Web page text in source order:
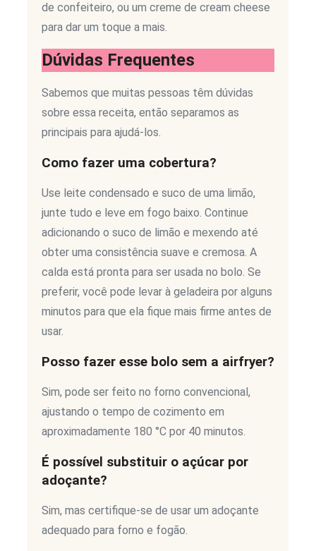
de confeiteiro, ou um creme de cream cheese
para dar um toque a mais.
Dúvidas Frequentes
Sabemos que muitas pessoas têm dúvidas
sobre essa receita, então separamos as
principais para ajudá-los.
Como fazer uma cobertura?
Use leite condensado e suco de uma limão,
junte tudo e leve em fogo baixo. Continue
adicionando o suco de limão e mexendo até
obter uma consistência suave e cremosa. A
calda está pronta para ser usada no bolo. Se
preferir, você pode levar à geladeira por alguns
minutos para que ela fique mais firme antes de
usar.
Posso fazer esse bolo sem a airfryer?
Sim, pode ser feito no forno convencional,
ajustando o tempo de cozimento em
aproximadamente 180 °C por 40 minutos.
É possível substituir o açúcar por
adoçante?
Sim, mas certifique-se de usar um adoçante
adequado para forno e fogão.